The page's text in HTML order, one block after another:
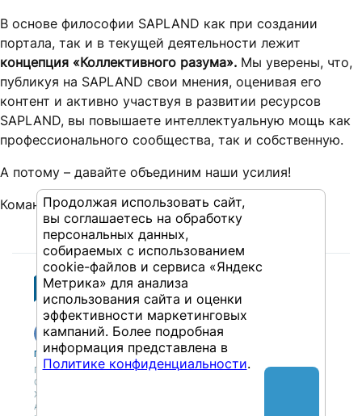
В основе философии SAPLAND как при создании
портала, так и в текущей деятельности лежит
концепция «Коллективного разума». Мы уверены, что,
публикуя на SAPLAND свои мнения, оценивая его
контент и активно участвуя в развитии ресурсов
SAPLAND, вы повышаете интеллектуальную мощь как
профессионального сообщества, так и собственную.
А потому – давайте объединим наши усилия!
Команда SAPLAND
Публикации
Публикации
Обсуждения
Журнал
Антологии
Учебный центр
Учебный центр
Продолжая использовать сайт,
вы соглашаетесь на обработку
персональных данных,
собираемых с использованием
cookie-файлов и сервиса «Яндекс
Метрика» для анализа
использования сайта и оценки
эффективности маркетинговых
кампаний. Более подробная
информация представлена в
Политике конфиденциальности.